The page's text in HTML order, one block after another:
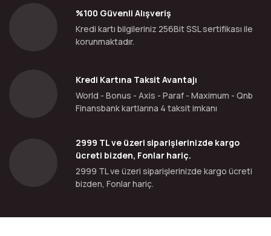
%100 Güvenli Alışveriş
Kredi kartı bilgileriniz 256Bit SSL sertifikası ile
korunmaktadır.
Kredi Kartına Taksit Avantajı
World - Bonus - Axis - Paraf - Maximum - Qnb
Finansbank kartlarına 4 taksit imkanı
2999 TL ve üzeri siparişlerinizde kargo
ücreti bizden, Fonlar hariç.
2999 TL ve üzeri siparişlerinizde kargo ücreti
bizden, Fonlar hariç.